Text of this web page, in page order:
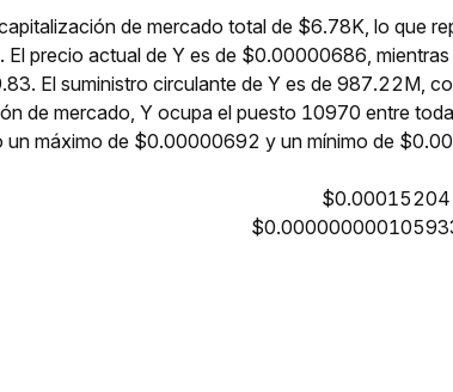
de mercado total de $6.78K, lo que
precio actual de Y es de $0.00000686, mientras
El suministro circulante de Y es de 987.22M,
de mercado, Y ocupa el puesto 10970 entre
un máximo de $0.00000692 y un mínimo de
$0.00015204